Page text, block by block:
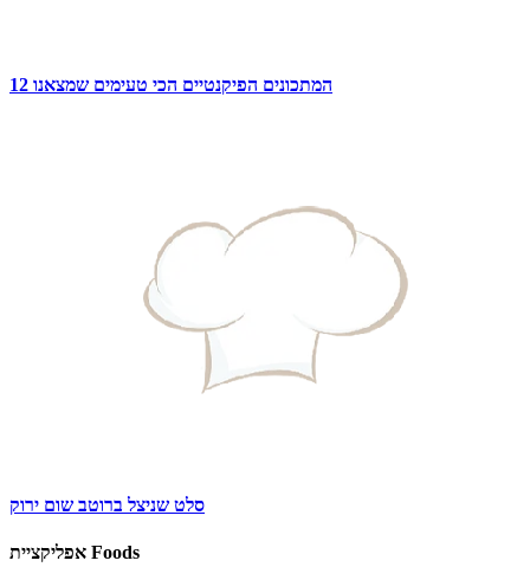
12 המתכונים הפיקנטיים הכי טעימים שמצאנו
סלט שניצל ברוטב שום ירוק
אפליקציית Foods